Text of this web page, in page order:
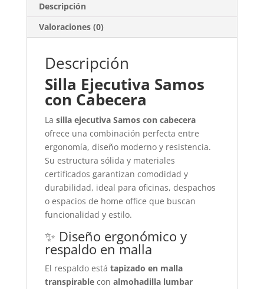
Descripción
Valoraciones (0)
Descripción
Silla Ejecutiva Samos
con Cabecera
La silla ejecutiva Samos con cabecera
ofrece una combinación perfecta entre
ergonomía, diseño moderno y resistencia.
Su estructura sólida y materiales
certificados garantizan comodidad y
durabilidad, ideal para oficinas, despachos
o espacios de home office que buscan
funcionalidad y estilo.
✨ Diseño ergonómico y
respaldo en malla
El respaldo está tapizado en malla
transpirablecon almohadilla lumbar